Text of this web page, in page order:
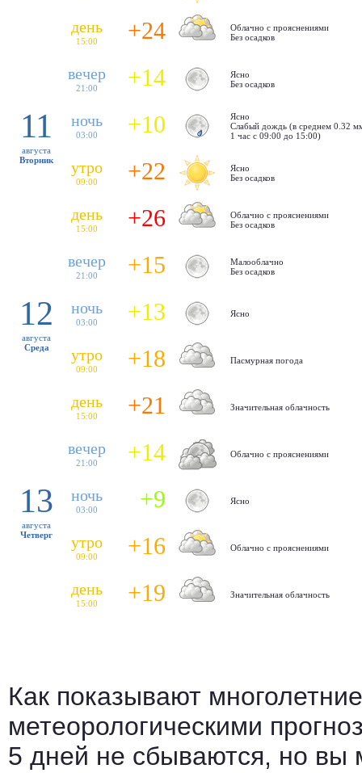
день
15:00 +24
Облачно с прояснениями
Без осадков
вечер
21:00 +14
Ясно
Без осадков
11
августа
Вторник
ночь
03:00 +10
Ясно
Cлабый дождь (в среднем 0.32
1 час с 09:00 до 15:00)
утро
09:00 +22
Ясно
Без осадков
день
15:00 +26
Облачно с прояснениями
Без осадков
вечер
21:00 +15
Малооблачно
Без осадков
12
августа
Среда
ночь
03:00 +13 Ясно
утро
09:00 +18 Пасмурная погода
день
15:00 +21 Значительная облачность
вечер
21:00 +14 Облачно с прояснениями
13
августа
Четверг
ночь
03:00 +9 Ясно
утро
09:00 +16 Облачно с прояснениями
день
15:00 +19 Значительная облачность
Как показывают
метеорологическими
5 дней не сбываются, но вы